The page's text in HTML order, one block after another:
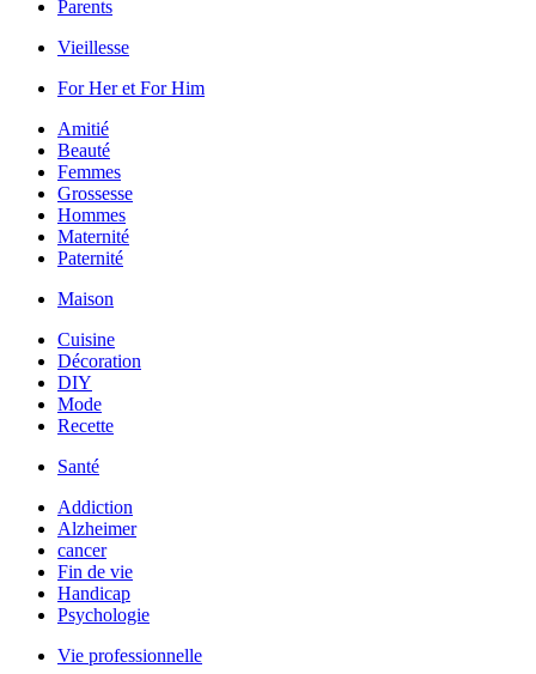
Parents
Vieillesse
For Her et For Him
Amitié
Beauté
Femmes
Grossesse
Hommes
Maternité
Paternité
Maison
Cuisine
Décoration
DIY
Mode
Recette
Santé
Addiction
Alzheimer
cancer
Fin de vie
Handicap
Psychologie
Vie professionnelle